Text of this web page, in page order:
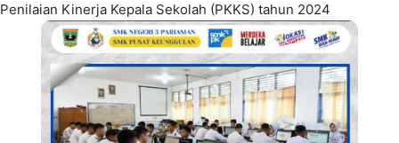
Penilaian Kinerja Kepala Sekolah (PKKS) tahun 2024